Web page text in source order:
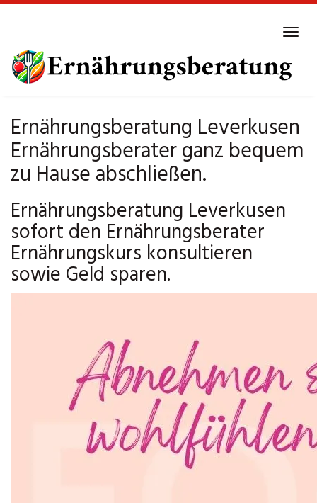
main
content
Ernährungsberatung Leverkusen
Ernährungsberater ganz bequem
zu Hause abschließen.
Ernährungsberatung Leverkusen
sofort den Ernährungsberater
Ernährungskurs konsultieren
sowie Geld sparen.